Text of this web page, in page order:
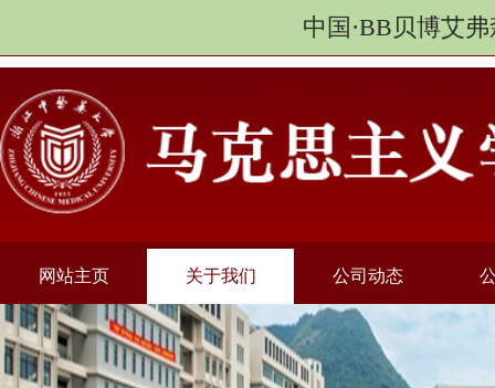
中国·BB贝博艾
网站主页 关于我们 公司动态